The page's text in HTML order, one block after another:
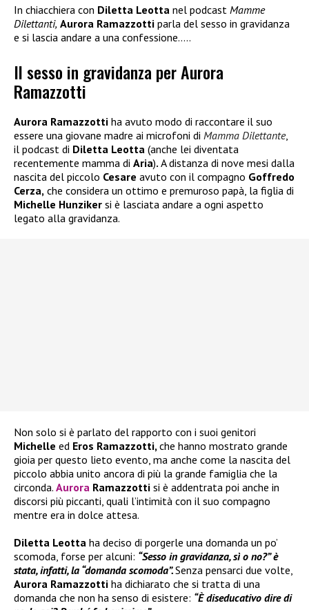
In chiacchiera con Diletta Leotta nel podcast Mamme
Dilettanti, Aurora Ramazzotti parla del sesso in gravidanza
e si lascia andare a una confessione…..
Il sesso in gravidanza per Aurora
Ramazzotti
Aurora Ramazzotti ha avuto modo di raccontare il suo
essere una giovane madre ai microfoni di Mamma Dilettante,
il podcast di Diletta Leotta (anche lei diventata
recentemente mamma di Aria). A distanza di nove mesi dalla
nascita del piccolo Cesare avuto con il compagno Goffredo
Cerza, che considera un ottimo e premuroso papà, la figlia di
Michelle Hunziker si è lasciata andare a ogni aspetto
legato alla gravidanza.
Non solo si è parlato del rapporto con i suoi genitori
Michelle ed Eros Ramazzotti,che hanno mostrato grande
gioia per questo lieto evento, ma anche come la nascita del
piccolo abbia unito ancora di più la grande famiglia che la
circonda. Aurora Ramazzotti si è addentrata poi anche in
discorsi più piccanti, quali l’intimità con il suo compagno
mentre era in dolce attesa.
Diletta Leotta ha deciso di porgerle una domanda un po’
scomoda, forse per alcuni: “Sesso in gravidanza, sì o no?” è
stata, infatti, la “domanda scomoda”.Senza pensarci due volte,
Aurora Ramazzotti ha dichiarato che si tratta di una
domanda che non ha senso di esistere: “È diseducativo dire di